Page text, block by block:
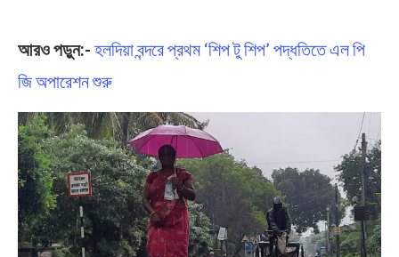
আরও পড়ুন:- হলদিয়া বন্দরে প্রথম ‘শিপ টু শিপ’ পদ্ধতিতে এল পি
জি অপারেশন শুরু